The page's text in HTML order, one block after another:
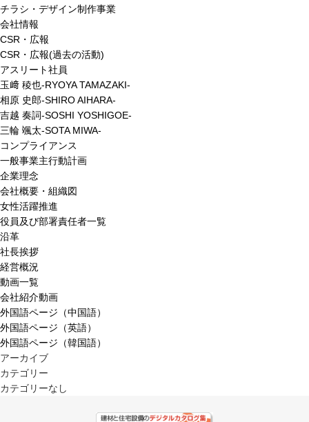
チラシ・デザイン制作事業
会社情報
CSR・広報
CSR・広報(過去の活動)
アスリート社員
玉﨑 稜也-RYOYA TAMAZAKI-
相原 史郎-SHIRO AIHARA-
吉越 奏詞-SOSHI YOSHIGOE-
三輪 颯太-SOTA MIWA-
コンプライアンス
一般事業主行動計画
企業理念
会社概要・組織図
女性活躍推進
役員及び部署責任者一覧
沿革
社長挨拶
経営概況
動画一覧
会社紹介動画
外国語ページ（中国語）
外国語ページ（英語）
外国語ページ（韓国語）
アーカイブ
カテゴリー
カテゴリーなし